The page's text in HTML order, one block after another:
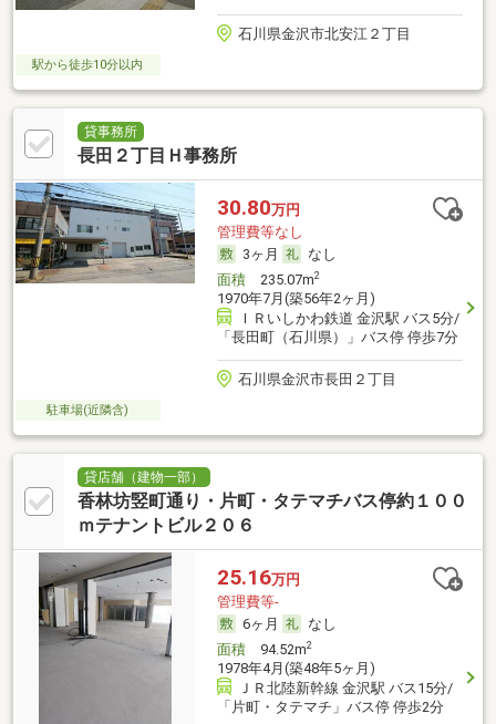
石川県金沢市北安江２丁目
駅から徒歩10分以内
貸事務所
長田２丁目Ｈ事務所
30.80万円
管理費等なし
3ヶ月
なし
面積235.07m2
1970年7月(築56年2ヶ月)
ＩＲいしかわ鉄道 金沢駅 バス5分/
「長田町（石川県）」バス停 停歩7分
石川県金沢市長田２丁目
駐車場(近隣含)
貸店舗（建物一部）
香林坊竪町通り・片町・タテマチバス停約１００
ｍテナントビル２０６
25.16万円
管理費等-
6ヶ月
なし
面積94.52m2
1978年4月(築48年5ヶ月)
ＪＲ北陸新幹線 金沢駅 バス15分/
「片町・タテマチ」バス停 停歩2分